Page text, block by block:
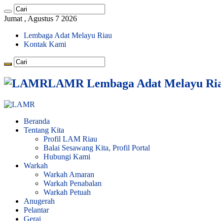
Jumat , Agustus 7 2026
Lembaga Adat Melayu Riau
Kontak Kami
LAMR Lembaga Adat Melayu
Beranda
Tentang Kita
Profil LAM Riau
Balai Sesawang Kita, Profil Portal
Hubungi Kami
Warkah
Warkah Amaran
Warkah Penabalan
Warkah Petuah
Anugerah
Pelantar
Gerai